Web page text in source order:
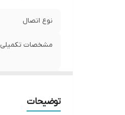
نوع اتصال
مشخصات تکمیلی
قابلیت‌های دستگاه
توضیحات